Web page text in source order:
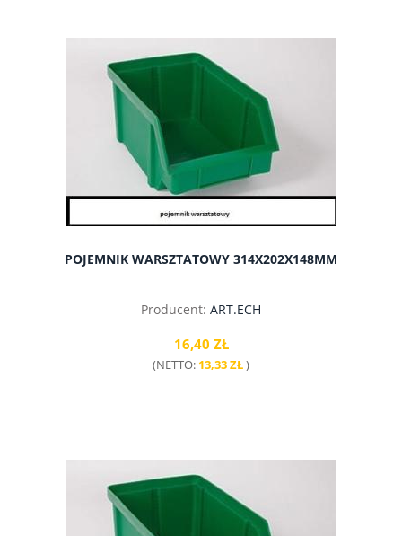
do koszyka
POJEMNIK WARSZTATOWY 314X202X148MM
Producent: ART.ECH
16,40 ZŁ
(NETTO: 13,33 ZŁ)
do koszyka